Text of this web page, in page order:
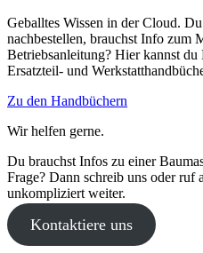
Geballtes Wissen in der Cloud.
nachbestellen, brauchst Info zum
Betriebsanleitung? Hier kannst
Ersatzteil- und
Zu den Handbüchern
Wir helfen gerne.
Du brauchst Infos zu einer
Frage? Dann schreib uns oder ruf
unkompliziert weiter.
Kontaktiere uns